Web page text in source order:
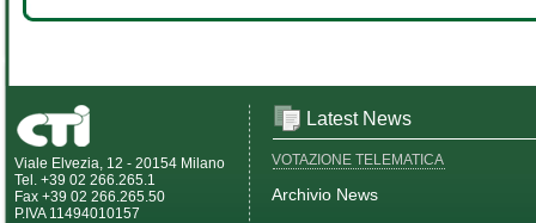
Viale Elvezia, 12 - 20154 Milano
Tel. +39 02 266.265.1
Fax +39 02 266.265.50
P.IVA 11494010157
Latest News
VOTAZIONE TELEMATICA
Archivio News